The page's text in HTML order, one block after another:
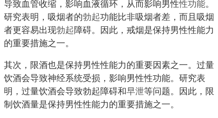
导致血管收缩，影响血液循环，从而影响男性性功能。
研究表明，吸烟者的勃起功能比非吸烟者差，而且吸烟
者更容易出现勃起障碍。因此，戒烟是保持男性性能力
的重要措施之一。
其次，限酒也是保持男性性能力的重要因素之一。过量
饮酒会导致神经系统受损，影响男性性功能。研究表
明，过量饮酒会导致勃起障碍和早泄等问题。因此，限
制饮酒量是保持男性性能力的重要措施之一。